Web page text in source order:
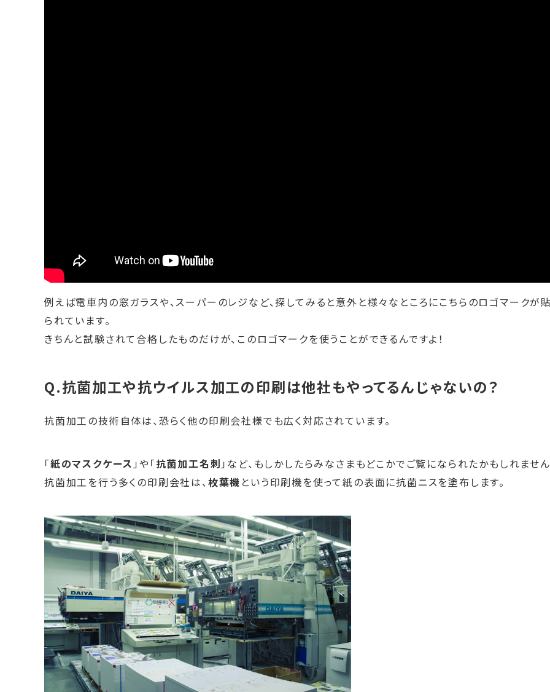
例えば電車内の窓ガラスや、スーパーのレジなど、探してみると意外と様々なところにこちらのロゴマークが
られています。
きちんと試験されて合格したものだけが、このロゴマークを使うことができるんですよ！
Q.抗菌加工や抗ウイルス加工の印刷は他社もやってるんじゃないの？
抗菌加工の技術自体は、恐らく他の印刷会社様でも広く対応されています。
「紙のマスクケース 」や「抗菌加工名刺 」など、もしかしたらみなさまもどこかでご覧になられたかもしれません
抗菌加工を行う多くの印刷会社は、 枚葉機 という印刷機を使って紙の表面に抗菌ニスを塗布します。